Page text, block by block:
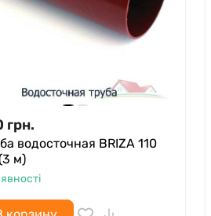
грн.
водосточная BRIZA 110
м)